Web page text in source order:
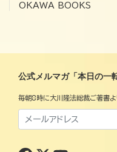
OKAWA BOOKS
公式メルマガ「本日の一
毎朝8時に大川隆法総裁ご著書よ